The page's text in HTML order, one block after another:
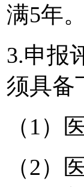
满5年。
3.申报
须具备
（1）
（2）